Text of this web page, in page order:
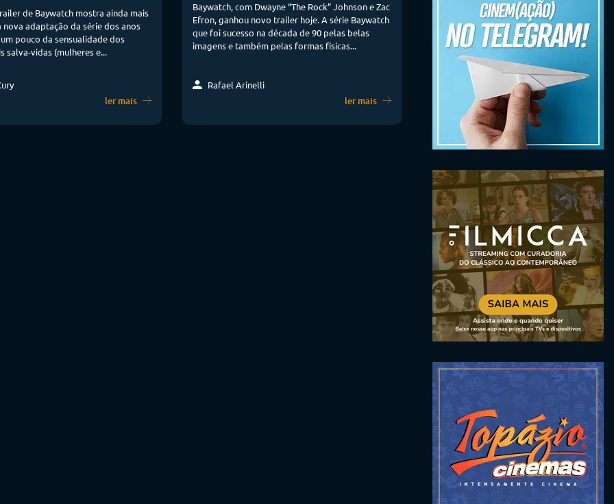
de Baywatch mostra ainda mais
nova adaptação da série dos anos
pouco da sensualidade dos
salva-vidas (mulheres e...
ler mais
Baywatch, com Dwayne “The Rock” Johnson e Zac
Efron, ganhou novo trailer hoje. A série Baywatch
que foi sucesso na década de 90 pelas belas
imagens e também pelas formas físicas...
Rafael Arinelli
ler mais